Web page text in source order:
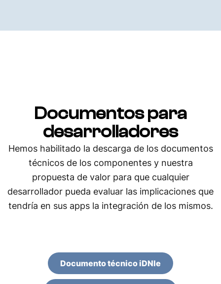
Documentos para
desarrolladores
Hemos habilitado la descarga de los documentos
técnicos de los componentes y nuestra
propuesta de valor para que cualquier
desarrollador pueda evaluar las implicaciones que
tendría en sus apps la integración de los mismos.
Documento técnico iDNIe